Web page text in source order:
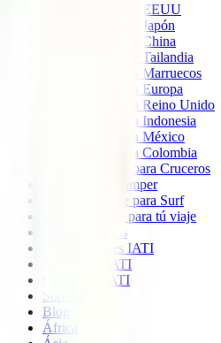
Seguro de viaje a EEUU
Seguro de viaje a Japón
Seguro de viaje a China
Seguro de viaje a Tailandia
Seguro de viaje a Marruecos
Seguro de viaje a Europa
Seguro de viaje a Reino Unido
Seguro de viaje a Indonesia
Seguro de viaje a México
Seguro de viaje a Colombia
Seguro de viaje para Cruceros
Seguro para Camper
Seguro de viaje para Surf
Imprescindible para tú viaje
Quiénes somos
Colaboradores IATI
Descuento IATI
Opiniones IATI
Soporte
Blog
África